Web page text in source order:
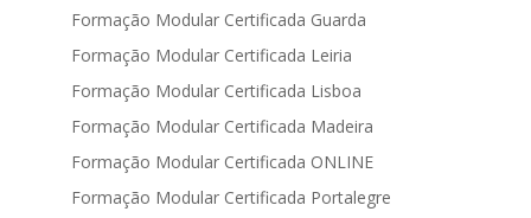
Formação Modular Certificada Guarda
Formação Modular Certificada Leiria
Formação Modular Certificada Lisboa
Formação Modular Certificada Madeira
Formação Modular Certificada ONLINE
Formação Modular Certificada Portalegre